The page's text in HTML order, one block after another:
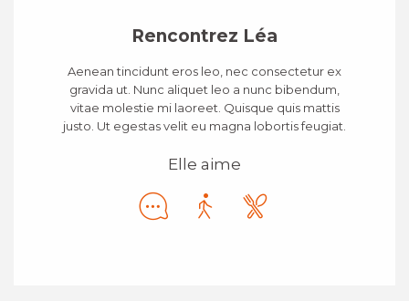
Rencontrez Léa
Aenean tincidunt eros leo, nec consectetur ex
gravida ut. Nunc aliquet leo a nunc bibendum,
vitae molestie mi laoreet. Quisque quis mattis
justo. Ut egestas velit eu magna lobortis feugiat.
Elle aime